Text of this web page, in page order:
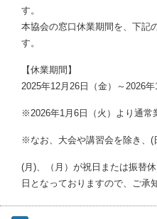
す。
本協会の窓口休業期間を、下記
す。
【休業期間】
2025年12月26日（金）～2026年
※2026年1月6日（火）より通常
※なお、大会や講習会を除き、(
(月)、（月）が祝日または振替
日となっておりますので、ご承